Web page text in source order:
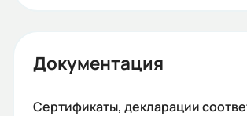
Документация
Сертификаты, декларации